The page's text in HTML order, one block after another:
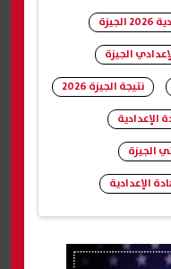
الجيزة
نتيجة الجيزة 2026
الإعدادية
الجيزة
الإعدادية